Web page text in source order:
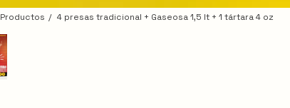
Productos 4 presas tradicional + Gaseosa 1,5 lt + 1 tártara 4 oz